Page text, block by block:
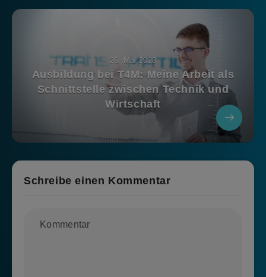
26. Mai 2020
Ausbildung bei T4M: Meine Arbeit als
Schnittstelle zwischen Technik und
Wirtschaft
Schreibe einen Kommentar